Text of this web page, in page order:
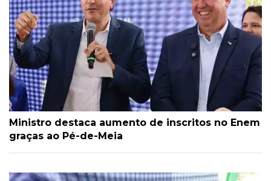
Ministro destaca aumento de inscritos no Enem
graças ao Pé-de-Meia